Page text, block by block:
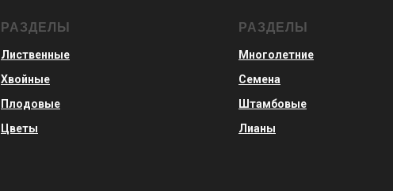
РАЗДЕЛЫ
Лиственные
Хвойные
Плодовые
Цветы
РАЗДЕЛЫ
Многолетние
Семена
Штамбовые
Лианы